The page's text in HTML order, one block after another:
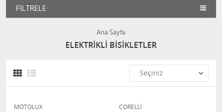
FILTRELE
Ana Sayfa
ELEKTRİKLİ BİSİKLETLER
MOTOLUX CORELLİ